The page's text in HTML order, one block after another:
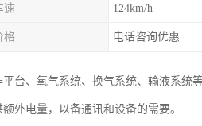
速 124km/h
格 电话咨询优惠
台、氧气系统、换气系统、输液系统
外电量，以备通讯和设备的需要。